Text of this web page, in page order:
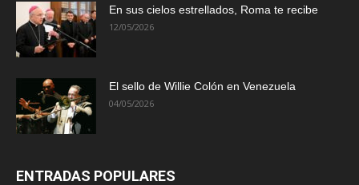
En sus cielos estrellados, Roma te recibe
12/05/2026
El sello de Willie Colón en Venezuela
04/05/2026
ENTRADAS POPULARES